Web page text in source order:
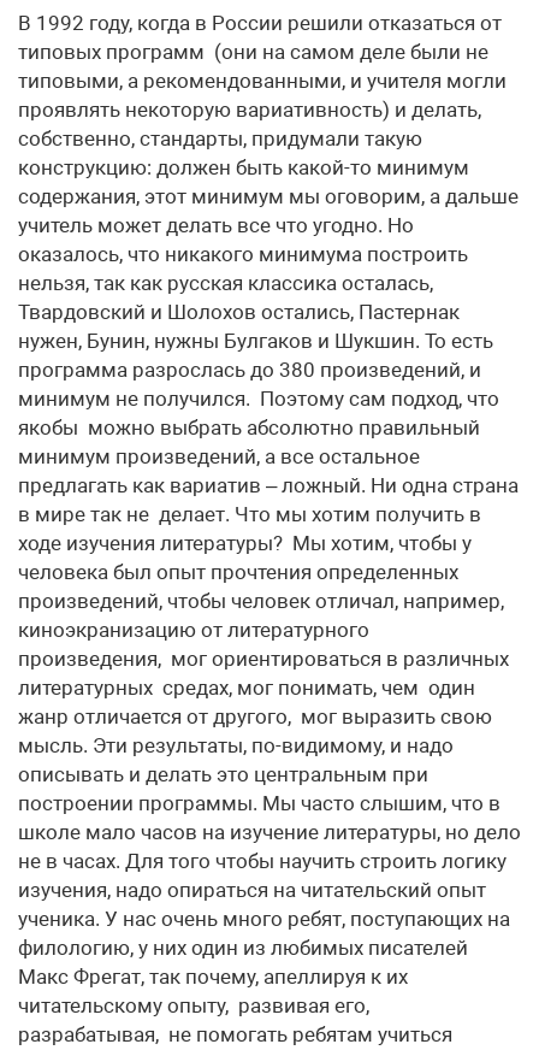
В 1992 году, когда в России решили отказаться от
типовых программ (они на самом деле были не
типовыми, а рекомендованными, и учителя могли
проявлять некоторую вариативность) и делать,
собственно, стандарты, придумали такую
конструкцию: должен быть какой-то минимум
содержания, этот минимум мы оговорим, а дальше
учитель может делать все что угодно. Но
оказалось, что никакого минимума построить
нельзя, так как русская классика осталась,
Твардовский и Шолохов остались, Пастернак
нужен, Бунин, нужны Булгаков и Шукшин. То есть
программа разрослась до 380 произведений, и
минимум не получился. Поэтому сам подход, что
якобы можно выбрать абсолютно правильный
минимум произведений, а все остальное
предлагать как вариатив – ложный. Ни одна страна
в мире так не делает. Что мы хотим получить в
ходе изучения литературы? Мы хотим, чтобы у
человека был опыт прочтения определенных
произведений, чтобы человек отличал, например,
киноэкранизацию от литературного
произведения, мог ориентироваться в различных
литературных средах, мог понимать, чем один
жанр отличается от другого, мог выразить свою
мысль. Эти результаты, по-видимому, и надо
описывать и делать это центральным при
построении программы. Мы часто слышим, что в
школе мало часов на изучение литературы, но дело
не в часах. Для того чтобы научить строить логику
изучения, надо опираться на читательский опыт
ученика. У нас очень много ребят, поступающих на
филологию, у них один из любимых писателей
Макс Фрегат, так почему, апеллируя к их
читательскому опыту, развивая его,
разрабатывая, не помогать ребятам учиться